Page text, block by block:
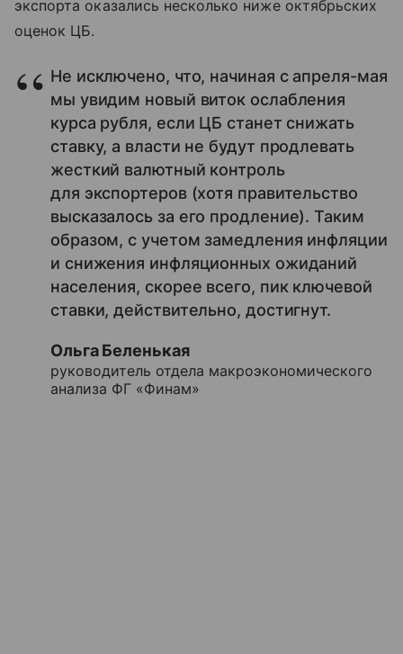
экспорта оказались несколько ниже октябрьских
оценок ЦБ.
Не исключено, что, начиная с апреля-мая
мы увидим новый виток ослабления
курса рубля, если ЦБ станет снижать
ставку, а власти не будут продлевать
жесткий валютный контроль
для экспортеров (хотя правительство
высказалось за его продление). Таким
образом, с учетом замедления инфляции
и снижения инфляционных ожиданий
населения, скорее всего, пик ключевой
ставки, действительно, достигнут.
Ольга Беленькая
руководитель отдела макроэкономического
анализа ФГ «Финам»